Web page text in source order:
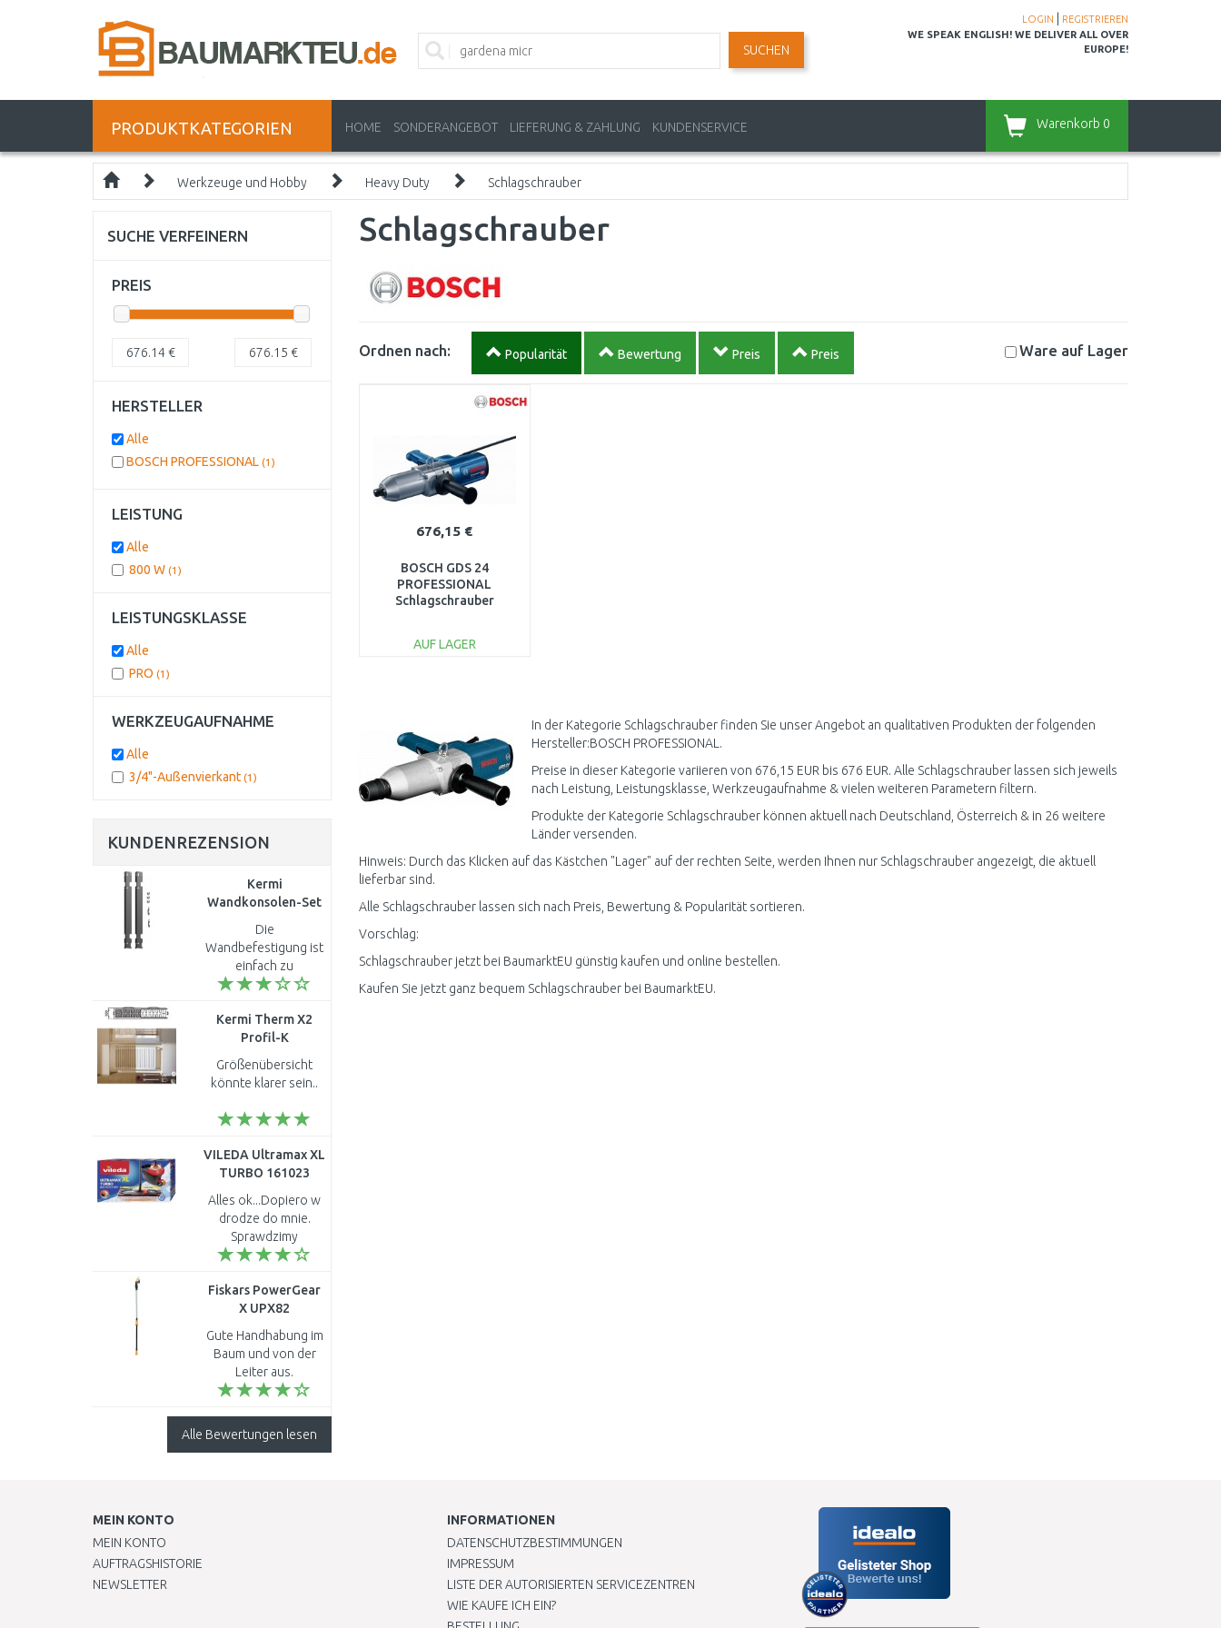
LOGIN
REGISTRIEREN
WE SPEAK ENGLISH! WE DELIVER ALL OVER
EUROPE!
SUCHEN
PRODUKTKATEGORIEN HOME SONDERANGEBOT LIEFERUNG & ZAHLUNG KUNDENSERVICE Warenkorb 0
Werkzeuge und Hobby Heavy Duty Schlagschrauber
Schlagschrauber
Ordnen nach: Popularität Bewertung Preis Preis Ware auf Lager
676,15 €
BOSCH GDS 24
PROFESSIONAL
Schlagschrauber
AUF LAGER
In der Kategorie Schlagschrauber finden Sie unser Angebot an qualitativen Produkten der folgenden
Hersteller:BOSCH PROFESSIONAL.
Preise in dieser Kategorie variieren von 676,15 EUR bis 676 EUR. Alle Schlagschrauber lassen sich jeweils
nach Leistung, Leistungsklasse, Werkzeugaufnahme & vielen weiteren Parametern filtern.
Produkte der Kategorie Schlagschrauber können aktuell nach Deutschland, Österreich & in 26 weitere
Länder versenden.
Hinweis: Durch das Klicken auf das Kästchen "Lager" auf der rechten Seite, werden Ihnen nur Schlagschrauber angezeigt, die aktuell
lieferbar sind.
Alle Schlagschrauber lassen sich nach Preis, Bewertung & Popularität sortieren.
Vorschlag:
Schlagschrauber jetzt bei BaumarktEU günstig kaufen und online bestellen.
Kaufen Sie jetzt ganz bequem Schlagschrauber bei BaumarktEU.
SUCHE VERFEINERN
PREIS
676.14€ 676.15 €
HERSTELLER
Alle
BOSCH PROFESSIONAL (1)
LEISTUNG
Alle
800 W (1)
LEISTUNGSKLASSE
Alle
PRO (1)
WERKZEUGAUFNAHME
Alle
3/4"-Außenvierkant (1)
KUNDENREZENSION
Kermi
Wandkonsolen-Set
mm, verzinkt
ZB02590013
Die
Wandbefestigung ist
einfach zu
montieren...
Kermi Therm X2
Profil-K
Austauschheizkörper
22 954 / 900
FK022D909
Größenübersicht
könnte klarer sein..
VILEDA Ultramax XL
TURBO 161023
Alles ok...Dopiero w
drodze do mnie.
Sprawdzimy
zobaczymy.....
Fiskars PowerGear
X UPX82
Gartenschere (165
cm / max.
Astdurchmesser 32
mm) 1023625
Gute Handhabung im
Baum und von der
Leiter aus.
Überzeugende
Endlich erreiche ich
die
Alle Bewertungen lesen
MEIN KONTO
MEIN KONTO
AUFTRAGSHISTORIE
NEWSLETTER
INFORMATIONEN
DATENSCHUTZBESTIMMUNGEN
IMPRESSUM
LISTE DER AUTORISIERTEN SERVICEZENTREN
WIE KAUFE ICH EIN?